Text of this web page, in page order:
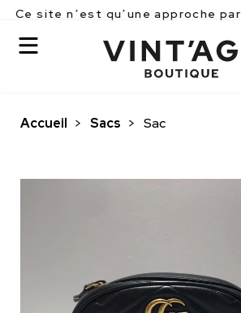
qu’une approche partielle
Accueil > Sacs > Sac